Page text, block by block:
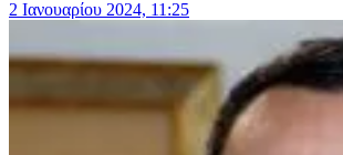
2 Ιανουαρίου 2024, 11:25